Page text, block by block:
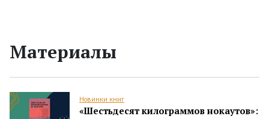
Материалы
Новинки книг
«Шестьдесят килограммов нокаутов»: